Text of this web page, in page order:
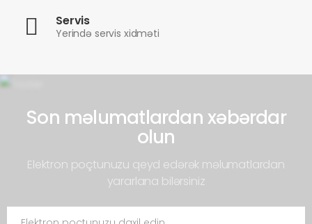
Servis
Yerində servis xidməti
Son məlumatlardan xəbərdar
olun
Elektron poçtunuzu qeyd edərək məlumatlardan
yararlana bilərsiniz